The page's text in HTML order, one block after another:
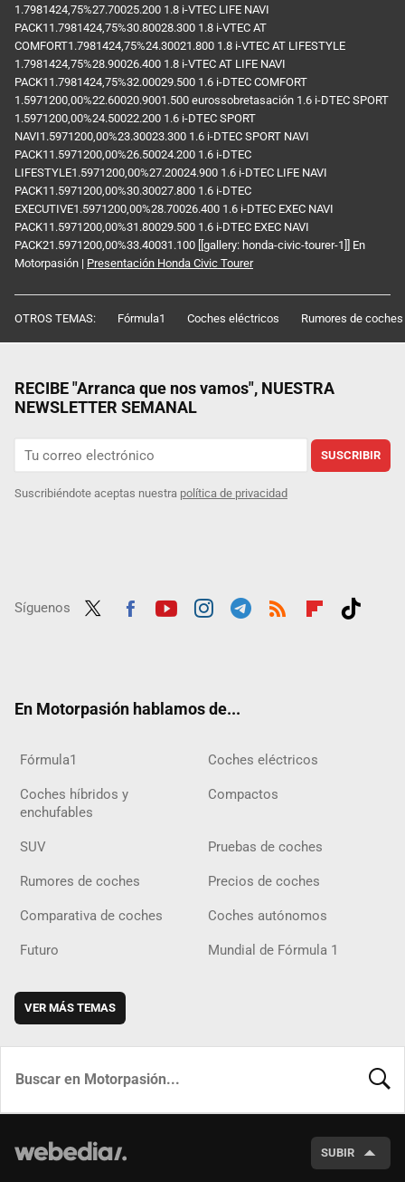
1.7981424,75%27.70025.200 1.8 i-VTEC LIFE NAVI
PACK11.7981424,75%30.80028.300 1.8 i-VTEC AT
COMFORT1.7981424,75%24.30021.800 1.8 i-VTEC AT LIFESTYLE
1.7981424,75%28.90026.400 1.8 i-VTEC AT LIFE NAVI
PACK11.7981424,75%32.00029.500 1.6 i-DTEC COMFORT
1.5971200,00%22.60020.9001.500 eurossobretasación 1.6 i-DTEC SPORT
1.5971200,00%24.50022.200 1.6 i-DTEC SPORT
NAVI1.5971200,00%23.30023.300 1.6 i-DTEC SPORT NAVI
PACK11.5971200,00%26.50024.200 1.6 i-DTEC
LIFESTYLE1.5971200,00%27.20024.900 1.6 i-DTEC LIFE NAVI
PACK11.5971200,00%30.30027.800 1.6 i-DTEC
EXECUTIVE1.5971200,00%28.70026.400 1.6 i-DTEC EXEC NAVI
PACK11.5971200,00%31.80029.500 1.6 i-DTEC EXEC NAVI
PACK21.5971200,00%33.40031.100 [[gallery: honda-civic-tourer-1]] En
Motorpasión | Presentación Honda Civic Tourer
OTROS TEMAS: Fórmula1 Coches eléctricos Rumores de coches
RECIBE "Arranca que nos vamos", NUESTRA
NEWSLETTER SEMANAL
SUSCRIBIR
Suscribiéndote aceptas nuestra política de privacidad
Síguenos
En Motorpasión hablamos de...
Fórmula1 Coches eléctricos
Coches híbridos y
enchufables
Compactos
SUV Pruebas de coches
Rumores de coches Precios de coches
Comparativa de coches Coches autónomos
Futuro Mundial de Fórmula 1
VER MÁS TEMAS
SUBIR